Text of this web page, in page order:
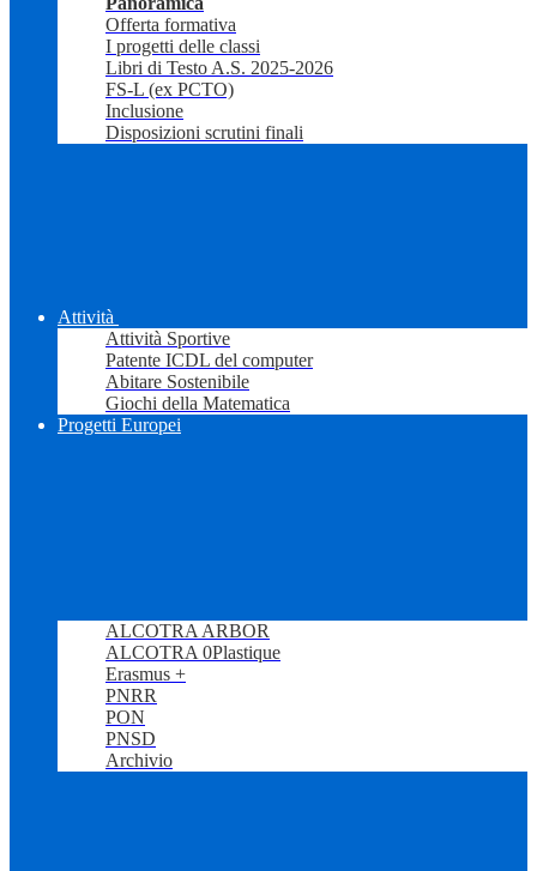
Offerta formativa
I progetti delle classi
Libri di Testo A.S. 2025-2026
FS-L (ex PCTO)
Inclusione
Disposizioni scrutini finali
Attività
Attività Sportive
Patente ICDL del computer
Abitare Sostenibile
Giochi della Matematica
Progetti Europei
ALCOTRA ARBOR
ALCOTRA 0Plastique
Erasmus +
PNRR
PON
PNSD
Archivio